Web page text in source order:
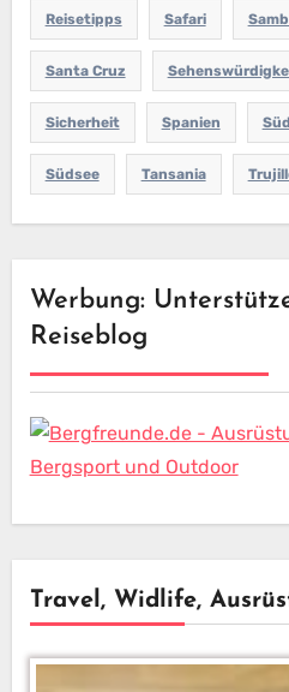
Reisetipps Safari
Santa Cruz
Sicherheit Spanien
Südsee Tansania
Werbung:
Reiseblog
Travel, Widlife,